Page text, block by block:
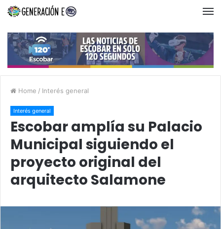
Home / Interés general
Interés general
Escobar amplía su Palacio
Municipal siguiendo el
proyecto original del
arquitecto Salamone